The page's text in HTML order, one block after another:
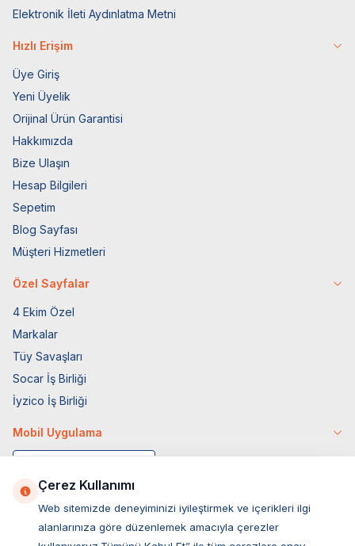
Elektronik İleti Aydınlatma Metni
Hızlı Erişim
Üye Giriş
Yeni Üyelik
Orijinal Ürün Garantisi
Hakkımızda
Bize Ulaşın
Hesap Bilgileri
Sepetim
Blog Sayfası
Müşteri Hizmetleri
Özel Sayfalar
4 Ekim Özel
Markalar
Tüy Savaşları
Socar İş Birliği
İyzico İş Birliği
Mobil Uygulama
Çerez Kullanımı
Web sitemizde deneyiminizi iyileştirmek ve içerikleri ilgi
alanlarınıza göre düzenlemek amacıyla çerezler